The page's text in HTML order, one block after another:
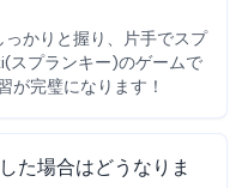
かりと握り、片手でスプ
スプランキー)のゲームで
が完璧になります！
た場合はどうなりま